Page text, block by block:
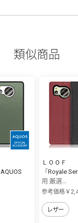
類似商品
ＬＯＯＦ
「Royale
用 厳選...
参考価格￥
レザー